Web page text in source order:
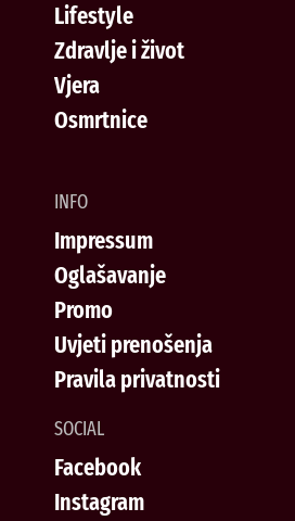
Lifestyle
Zdravlje i život
Vjera
Osmrtnice
INFO
Impressum
Oglašavanje
Promo
Uvjeti prenošenja
Pravila privatnosti
SOCIAL
Facebook
Instagram